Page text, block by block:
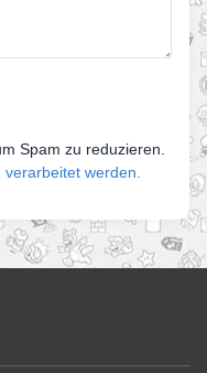
Spam zu reduzieren.
werden.